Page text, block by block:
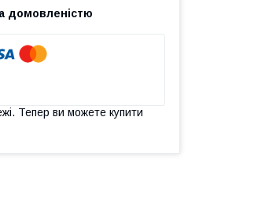
домовленістю
Тепер ви можете купити